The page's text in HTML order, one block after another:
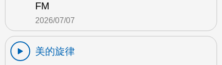
FM
2026/07/07
美的旋律